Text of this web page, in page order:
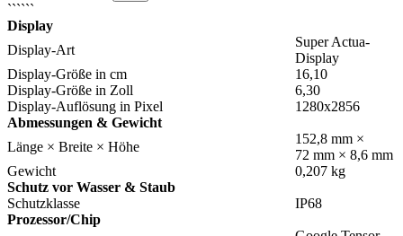
``````
Display
Display-Art
Super Actua-
Display
Display-Größe in cm
16,10
Display-Größe in Zoll
6,30
Display-Auflösung in Pixel
1280x2856
Abmessungen & Gewicht
Länge × Breite × Höhe
152,8 mm ×
72 mm × 8,6 mm
Gewicht
0,207 kg
Schutz vor Wasser & Staub
Schutzklasse
IP68
Prozessor/Chip